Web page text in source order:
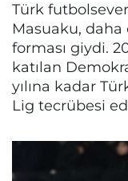
Türk
Masuaku, daha
forması giydi.
katılan
yılına kadar
Lig tecrübesi